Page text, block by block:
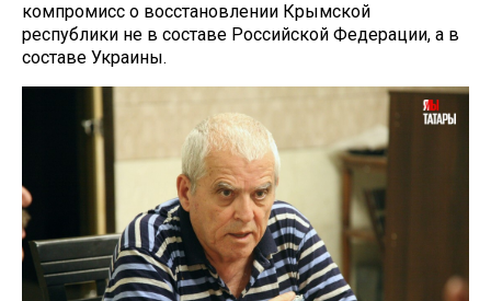
компромисс о восстановлении Крымской
республики не в составе Российской Федерации, а в
составе Украины.